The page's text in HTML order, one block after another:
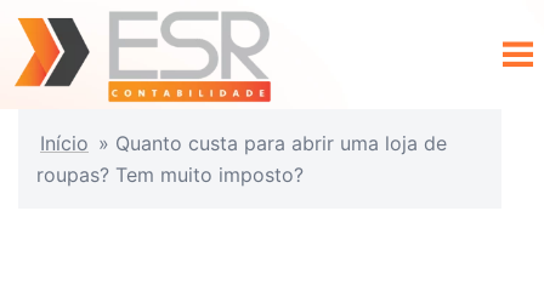
Início » Quanto custa para abrir uma loja de
roupas? Tem muito imposto?